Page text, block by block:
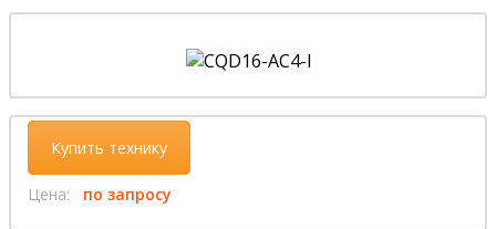
Купить технику
Цена: по запросу